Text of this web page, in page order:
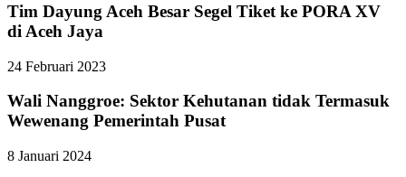
Tim Dayung Aceh Besar Segel Tiket ke PORA XV
di Aceh Jaya
24 Februari 2023
Wali Nanggroe: Sektor Kehutanan tidak Termasuk
Wewenang Pemerintah Pusat
8 Januari 2024